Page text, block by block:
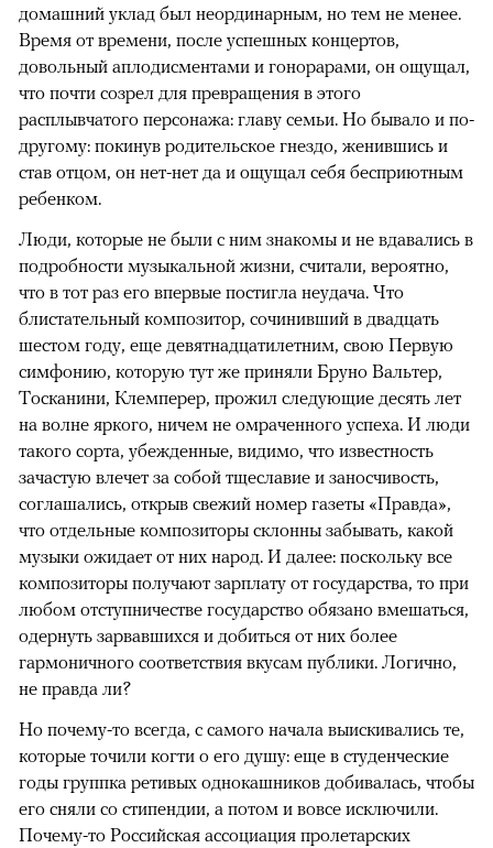
домашний уклад был неординарным, но тем не менее.
Время от времени, после успешных концертов,
довольный аплодисментами и гонорарами, он ощущал,
что почти созрел для превращения в этого
расплывчатого персонажа: главу семьи. Но бывало и по-
другому: покинув родительское гнездо, женившись и
став отцом, он нет-нет да и ощущал себя бесприютным
ребенком.
Люди, которые не были с ним знакомы и не вдавались в
подробности музыкальной жизни, считали, вероятно,
что в тот раз его впервые постигла неудача. Что
блистательный композитор, сочинивший в двадцать
шестом году, еще девятнадцатилетним, свою Первую
симфонию, которую тут же приняли Бруно Вальтер,
Тосканини, Клемперер, прожил следующие десять лет
на волне яркого, ничем не омраченного успеха. И люди
такого сорта, убежденные, видимо, что известность
зачастую влечет за собой тщеславие и заносчивость,
соглашались, открыв свежий номер газеты «Правда»,
что отдельные композиторы склонны забывать, какой
музыки ожидает от них народ. И далее: поскольку все
композиторы получают зарплату от государства, то при
любом отступничестве государство обязано вмешаться,
одернуть зарвавшихся и добиться от них более
гармоничного соответствия вкусам публики. Логично,
не правда ли?
Но почему-то всегда, с самого начала выискивались те,
которые точили когти о его душу: еще в студенческие
годы группка ретивых однокашников добивалась, чтобы
его сняли со стипендии, а потом и вовсе исключили.
Почему-то Российская ассоциация пролетарских